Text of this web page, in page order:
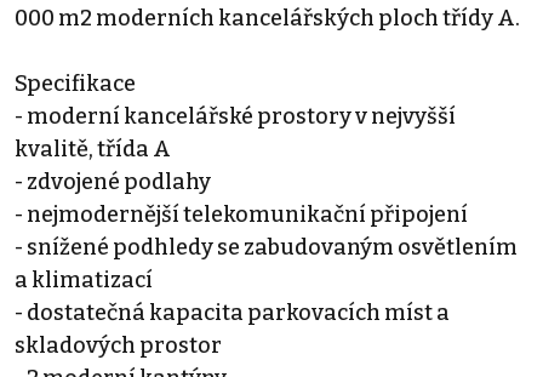
000 m2 moderních kancelářských ploch třídy A.
Specifikace
- moderní kancelářské prostory v nejvyšší
kvalitě, třída A
- zdvojené podlahy
- nejmodernější telekomunikační připojení
- snížené podhledy se zabudovaným osvětlením
a klimatizací
- dostatečná kapacita parkovacích míst a
skladových prostor